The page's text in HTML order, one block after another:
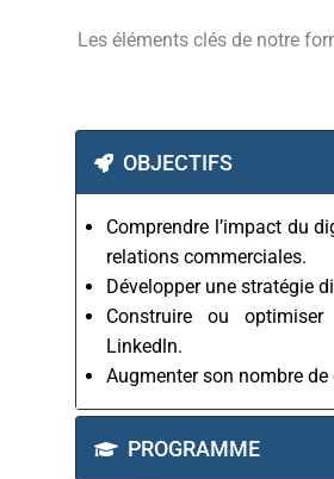
Les éléments clés de notre
OBJECTIFS
Comprendre l’impact du
relations commerciales.
Développer une stratégie
Construire ou
Linkedln.
Augmenter son nombre de
PROGRAMME